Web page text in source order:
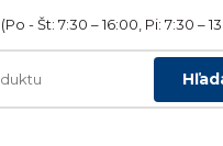
(Po - Št: 7:30 – 16:00, Pi: 7:30 –